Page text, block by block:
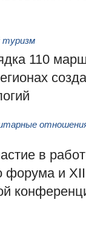
туризм
110
в
форума и